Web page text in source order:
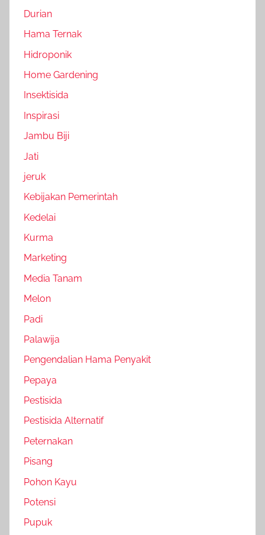
Durian
Hama Ternak
Hidroponik
Home Gardening
Insektisida
Inspirasi
Jambu Biji
Jati
jeruk
Kebijakan Pemerintah
Kedelai
Kurma
Marketing
Media Tanam
Melon
Padi
Palawija
Pengendalian Hama Penyakit
Pepaya
Pestisida
Pestisida Alternatif
Peternakan
Pisang
Pohon Kayu
Potensi
Pupuk